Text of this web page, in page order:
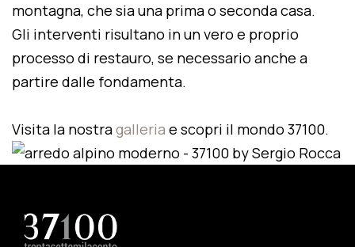
montagna, che sia una prima o seconda casa.
Gli interventi risultano in un vero e proprio
processo di restauro, se necessario anche a
partire dalle fondamenta.
Visita la nostragalleria e scopri il mondo 37100.